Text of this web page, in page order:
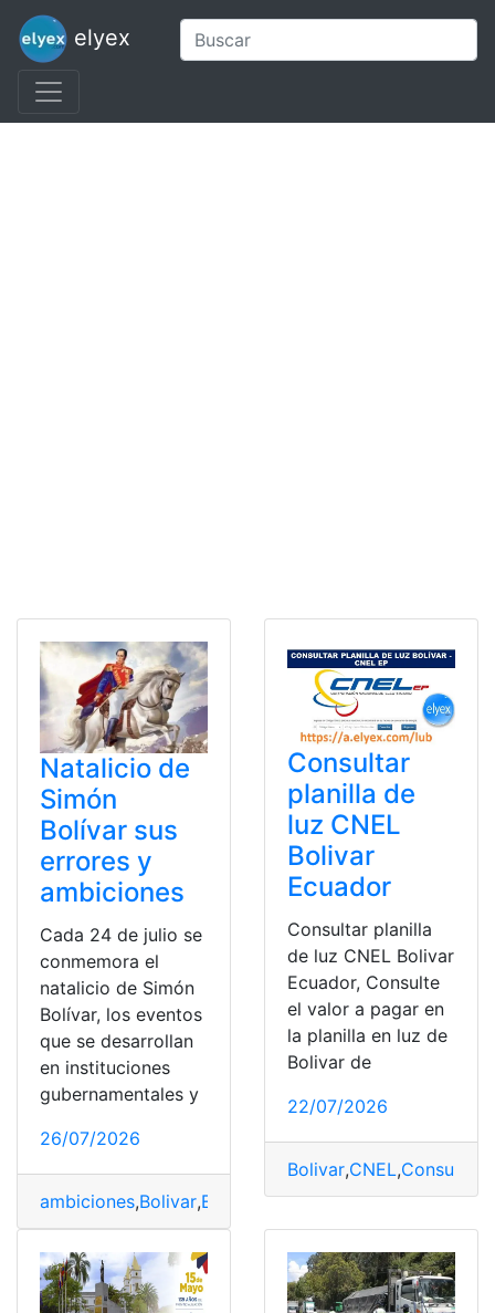
elyex
Natalicio de
Simón
Bolívar sus
errores y
ambiciones
Cada 24 de julio se
conmemora el
natalicio de Simón
Bolívar, los eventos
que se desarrollan
en instituciones
gubernamentales y
26/07/2026
ambiciones,Bolivar,Errores ,Natalicio,Simón
Consultar
planilla de
luz CNEL
Bolivar
Ecuador
Consultar planilla
de luz CNEL Bolivar
Ecuador, Consulte
el valor a pagar en
la planilla en luz de
Bolivar de
22/07/2026
Bolivar,CNEL,Consulta